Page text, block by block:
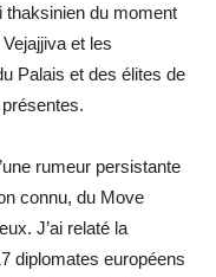
thaksinien du moment
et les
Palais et des élites de
rumeur persistante
connu, du Move
J’ai relaté la
diplomates européens